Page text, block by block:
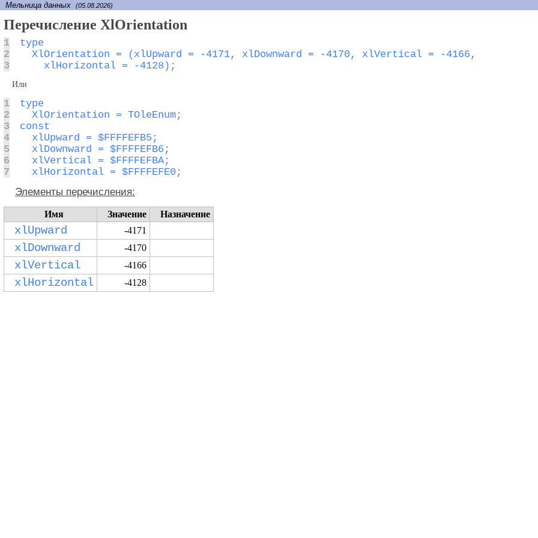
Мельница данных (05.08.2026)
Перечисление XlOrientation
1
2
3
    xlHorizontal = -4128);
Или
1
2
3
4
5
6
7
  xlHorizontal = $FFFFEFE0;
Элементы перечисления:
Имя Значение Назначение
xlUpward -4171
xlDownward -4170
xlVertical -4166
xlHorizontal -4128